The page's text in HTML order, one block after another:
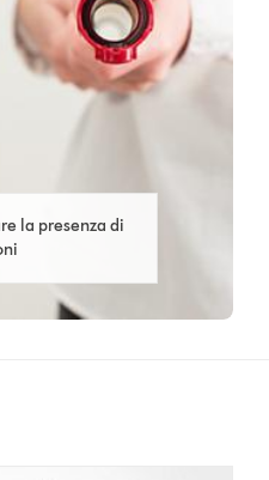
la presenza di